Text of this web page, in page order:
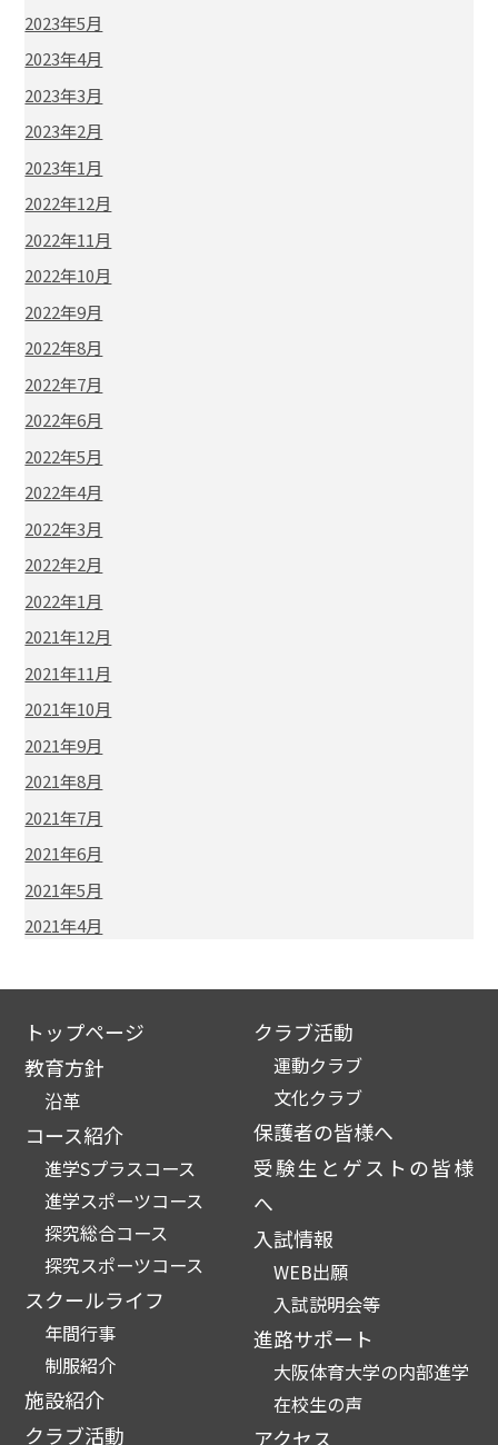
2023年5月
2023年4月
2023年3月
2023年2月
2023年1月
2022年12月
2022年11月
2022年10月
2022年9月
2022年8月
2022年7月
2022年6月
2022年5月
2022年4月
2022年3月
2022年2月
2022年1月
2021年12月
2021年11月
2021年10月
2021年9月
2021年8月
2021年7月
2021年6月
2021年5月
2021年4月
トップページ
教育方針
沿革
コース紹介
進学Sプラスコース
進学スポーツコース
探究総合コース
探究スポーツコース
スクールライフ
年間行事
制服紹介
施設紹介
クラブ活動
クラブ活動
運動クラブ
文化クラブ
保護者の皆様へ
受験生とゲストの皆様
へ
入試情報
WEB出願
入試説明会等
進路サポート
大阪体育大学の内部進学
在校生の声
アクセス